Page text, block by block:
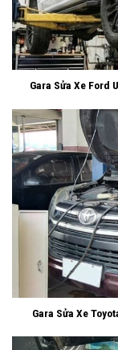
Gara Sửa Xe Ford
Gara Sửa Xe